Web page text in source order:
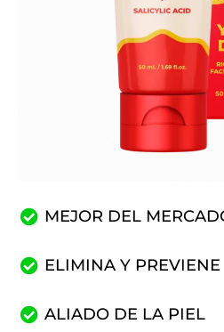
MEJOR DEL
ELIMINA Y PREVIENE
ALIADO DE LA PIEL